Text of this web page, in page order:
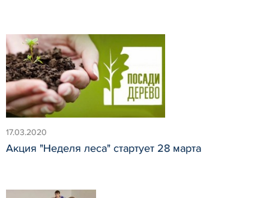
17.03.2020
Акция "Неделя леса" стартует 28 марта